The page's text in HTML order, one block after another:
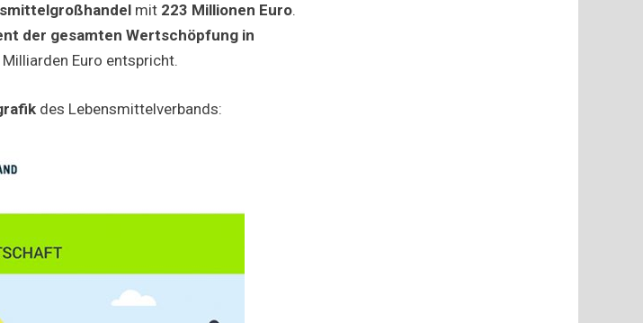
mit 223 Millionen Euro.
der gesamten Wertschöpfung in
Euro entspricht.
des Lebensmittelverbands: